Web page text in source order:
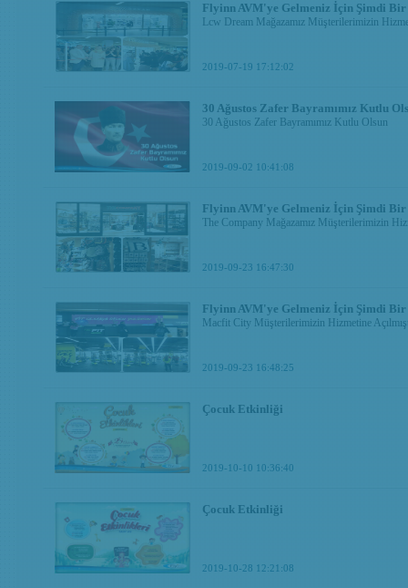
Flyinn AVM'ye Gelmeniz İçin Şimdi
Lcw Dream Mağazamız Müşterilerimizin
2019-07-19 17:12:02
30 Ağustos Zafer Bayramımız Kutlu
30 Ağustos Zafer Bayramımız Kutlu Olsun
2019-09-02 10:41:08
Flyinn AVM'ye Gelmeniz İçin Şimdi
The Company Mağazamız Müşterilerimizin
2019-09-23 16:47:30
Flyinn AVM'ye Gelmeniz İçin Şimdi
Macfit City Müşterilerimizin Hizmetine
2019-09-23 16:48:25
Çocuk Etkinliği
2019-10-10 10:36:40
Çocuk Etkinliği
2019-10-28 12:21:08